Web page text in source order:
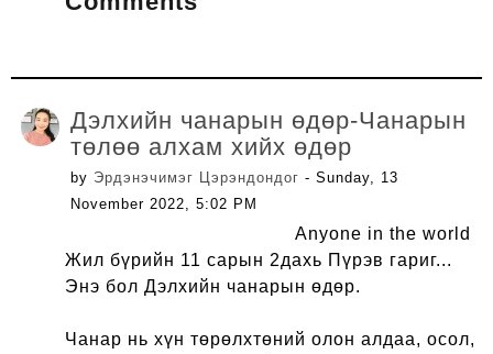
Дэлхийн чанарын өдөр-Чанарын
төлөө алхам хийх өдөр
by Эрдэнэчимэг Цэрэндондог - Sunday, 13
November 2022, 5:02 PM
Anyone in the world
Жил бүрийн 11 сарын 2дахь Пүрэв гариг...
Энэ бол Дэлхийн чанарын өдөр.
Чанар нь хүн төрөлхтөний олон алдаа, осол,